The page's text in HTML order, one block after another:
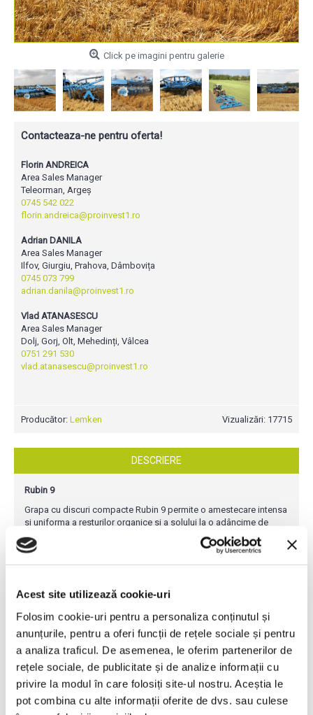
Acest site utilizează cookie-uri
Folosim cookie-uri pentru a personaliza conținutul și
anunțurile, pentru a oferi funcții de rețele sociale și pentru
a analiza traficul. De asemenea, le oferim partenerilor de
rețele sociale, de publicitate și de analize informații cu
privire la modul în care folosiți site-ul nostru. Aceștia le
pot combina cu alte informații oferite de dvs. sau culese
Click pe imagini pentru galerie
Contacteaza-ne pentru oferta!
Florin ANDREICA
Area Sales Manager
Teleorman, Argeș
0745 542 022
florin.andreica@proinvest1.ro
Adrian DANILA
Area Sales Manager
Ilfov, Giurgiu, Prahova, Dâmbovița
0745 073 799
adrian.danila@proinvest1.ro
Vlad ATANASESCU
Area Sales Manager
Dolj, Gorj, Olt, Mehedinți, Vâlcea
0751 291 530
vlad.atanasescu@proinvest1.ro
Vizualizări: 17715
Producător: Lemken
DESCRIERE
Rubin 9
Grapa cu discuri compacte Rubin 9 permite o amestecare intensa
si uniforma a resturilor organice si a solului la o adâncime de
aproximativ 12 cm. Greutatea sa mare asigura patrunderea în sol
chiar si în
conditii grele, si, prin urmare, reduce pierderea de umiditate prin
potrivit pentru dezmiristire la adâncime mica si viteze mari de
•
Forma deschisa a cadrului cu ecartament mare asigura o
functionare fara blocaje chiar si în cazul culturilor înalte pe care a
fost împrastiat gunoi de grajd.
•
Discurile concave cu diametrul de 620 mm se suprapun între
rânduri pentru a asigura rasturnarea solului chiar si la adâncimi
mici de lucru.